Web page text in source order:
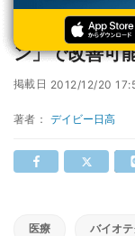
自閉症の主症
ン」で改善可
掲載日 2012/12/20
著者： デイビー日高
医療 バイオ